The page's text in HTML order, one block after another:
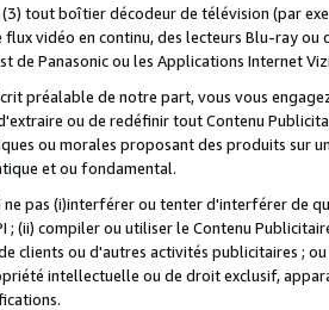
tout boîtier décodeur de télévision (par
vidéo en continu, des lecteurs Blu-ray
de Panasonic ou les Applications Internet
préalable de notre part, vous vous
ou de redéfinir tout Contenu
ou morales proposant des produits sur
et ou fondamental.
pas (i)interférer ou tenter d'interférer de
; (ii) compiler ou utiliser le Contenu
clients ou d'autres activités publicitaires ;
intellectuelle ou de droit exclusif,